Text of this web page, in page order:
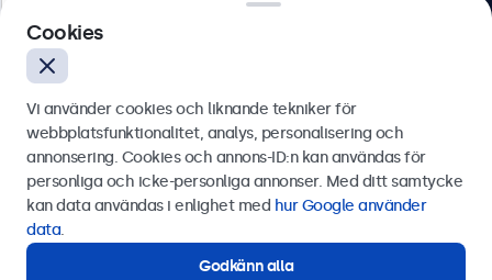
Olof Palmesgata 29, Stockholm, 111 22, Sverige
Svenska
Skicka
Cookies
Vi använder cookies och liknande tekniker för
webbplatsfunktionalitet, analys, personalisering och
annonsering. Cookies och annons-ID:n kan användas för
personliga och icke-personliga annonser. Med ditt samtycke
kan data användas i enlighet med hur Google använder
data.
Godkänn alla